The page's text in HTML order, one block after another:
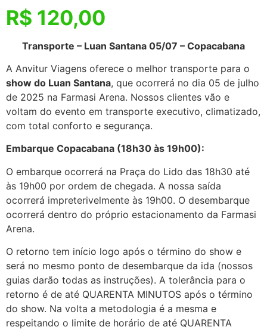
R$ 120,00
Transporte – Luan Santana 05/07 – Copacabana
A Anvitur Viagens oferece o melhor transporte para o
show do Luan Santana, que ocorrerá no dia 05 de julho
de 2025 na Farmasi Arena. Nossos clientes vão e
voltam do evento em transporte executivo, climatizado,
com total conforto e segurança.
Embarque Copacabana (18h30 às 19h00):
O embarque ocorrerá na Praça do Lido das 18h30 até
às 19h00 por ordem de chegada. A nossa saída
ocorrerá impreterivelmente às 19h00. O desembarque
ocorrerá dentro do próprio estacionamento da Farmasi
Arena.
O retorno tem início logo após o término do show e
será no mesmo ponto de desembarque da ida (nossos
guias darão todas as instruções). A tolerância para o
retorno é de até QUARENTA MINUTOS após o término
do show. Na volta a metodologia é a mesma e
respeitando o limite de horário de até QUARENTA